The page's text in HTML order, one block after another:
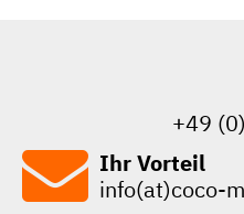
+49
Ihr Vorteil
info(at)coco-